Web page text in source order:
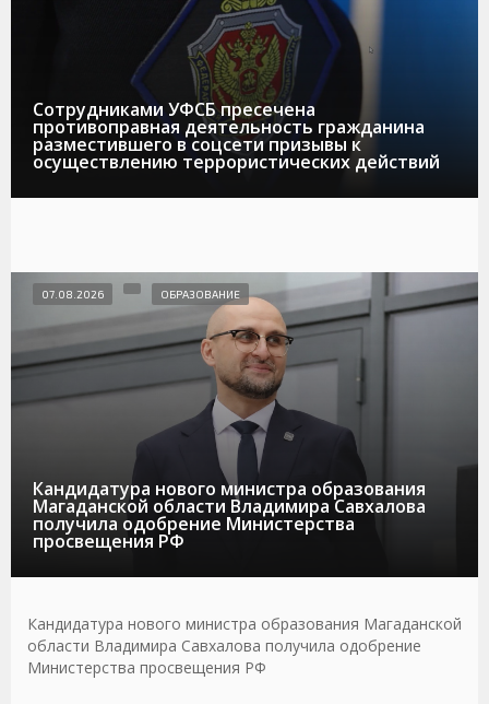
Сотрудниками УФСБ пресечена
противоправная деятельность гражданина
разместившего в соцсети призывы к
осуществлению террористических действий
Кандидатура нового министра образования
Магаданской области Владимира Савхалова
получила одобрение Министерства
просвещения РФ
07.08.2026 ОБРАЗОВАНИЕ
Кандидатура нового министра образования Магаданской
области Владимира Савхалова получила одобрение
Министерства просвещения РФ